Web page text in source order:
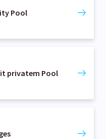
Pool
privatem Pool